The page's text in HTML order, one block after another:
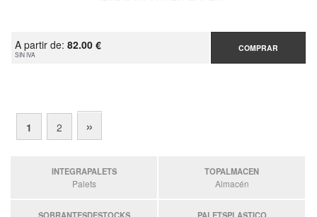
A partir de: 82.00 €
SIN IVA
COMPRAR
1 2 »
INTEGRAPALETS
Palets
TOPALMACEN
Almacén